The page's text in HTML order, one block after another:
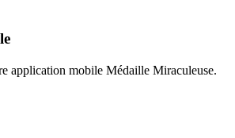
application mobile Médaille Miraculeuse.